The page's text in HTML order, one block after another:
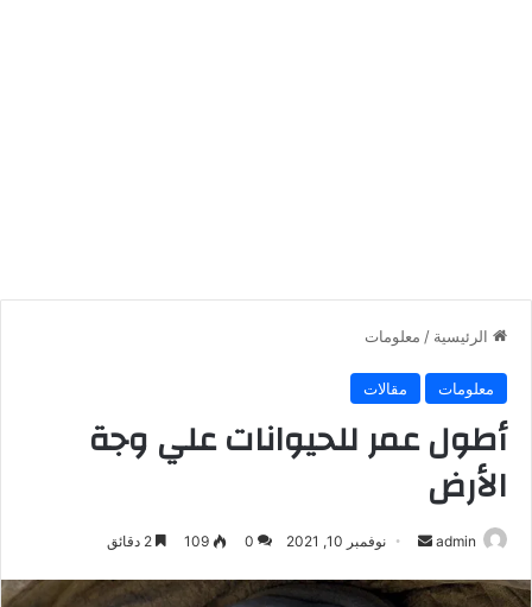
الرئيسية / معلومات
معلومات مقالات
أطول عمر للحيوانات علي وجة
الأرض
admin
أرسل
إلكترونيا
نوفمبر 10, 2021 0
109